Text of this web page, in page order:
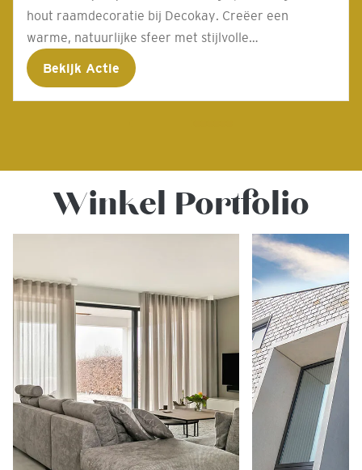
hout raamdecoratie bij Decokay. Creëer een
warme, natuurlijke sfeer met stijlvolle
raamdecoratie op maat. Vraag in de winkel naar de
voorwaarden.
Bekijk Actie
Winkel Portfolio